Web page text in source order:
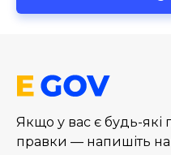
Якщо у вас є будь-які
правки — напишіть